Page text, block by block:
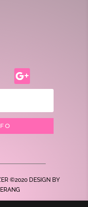
©2020 DESIGN BY